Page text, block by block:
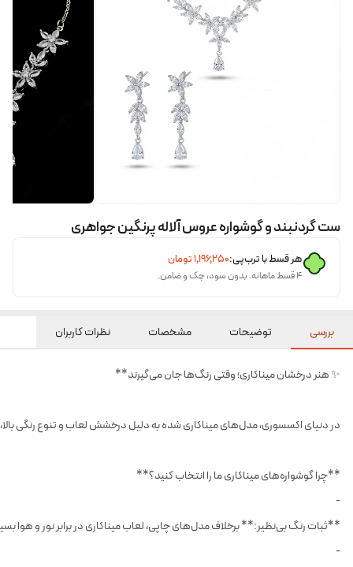
ست گردنبند و گوشواره عروس آلاله پرنگین جواهری
هر قسط با ترب‌پی:۱٬۱۹۶٬۲۵۰تومان
۴ قسط ماهانه. بدون سود، چک و ضامن.
بررسی توضیحات مشخصات نظرات کاربران
✨ هنر درخشان میناکاری؛ وقتی رنگ‌ها جان می‌گیرند**
در دنیای اکسسوری، مدل‌های میناکاری شده به دلیل درخشش لعاب و تنوع رنگی
**چرا گوشواره‌های میناکاری ما را انتخاب کنید؟**
-
**ثبات رنگ بی‌نظیر:** برخلاف مدل‌های چاپی، لعاب میناکاری در برابر نور و
-